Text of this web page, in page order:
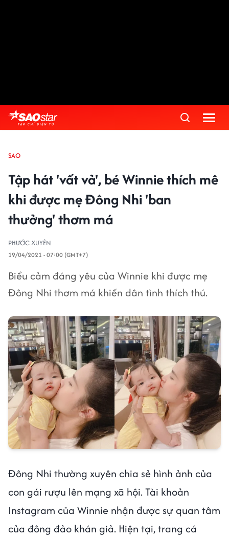
SAO
Tập hát 'vất vả', bé Winnie thích mê
khi được mẹ Đông Nhi 'ban
thưởng' thơm má
PHƯỚC XUYÊN
19/04/2021 - 07:00 (GMT+7)
Biểu cảm đáng yêu của Winnie khi được mẹ
Đông Nhi thơm má khiến dân tình thích thú.
Đông Nhi thường xuyên chia sẻ hình ảnh của
con gái rượu lên mạng xã hội. Tài khoản
Instagram của Winnie nhận được sự quan tâm
của đông đảo khán giả. Hiện tại, trang cá